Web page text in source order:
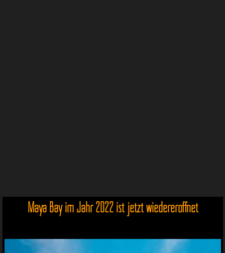
Maya Bay im Jahr 2022 ist jetzt wiedereröffnet